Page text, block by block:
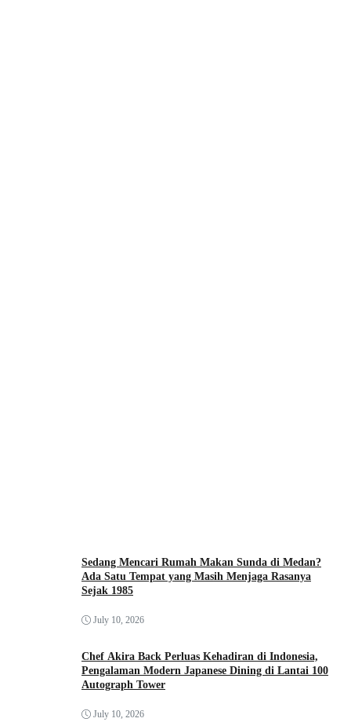
Sedang Mencari Rumah Makan Sunda di Medan?
Ada Satu Tempat yang Masih Menjaga Rasanya
Sejak 1985
July 10, 2026
Chef Akira Back Perluas Kehadiran di Indonesia,
Pengalaman Modern Japanese Dining di Lantai 100
Autograph Tower
July 10, 2026